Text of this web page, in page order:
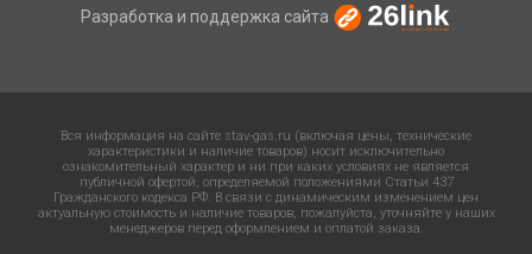
Разработка и поддержка сайта
Вся информация на сайте stav-gas.ru (включая цены, технические
характеристики и наличие товаров) носит исключительно
ознакомительный характер и ни при каких условиях не является
публичной офертой, определяемой положениями Статьи 437
Гражданского кодекса РФ. В связи с динамическим изменением цен
актуальную стоимость и наличие товаров, пожалуйста, уточняйте у наших
менеджеров перед оформлением и оплатой заказа.